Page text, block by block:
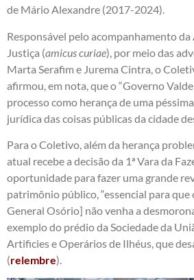
de Mário Alexandre (2017-2024).
Responsável pelo acompanhamento da
Justiça (amicus curiae), por meio das
Marta Serafim e Jurema Cintra, o
afirmou, em nota, que o “Governo
processo como herança de uma
jurídica das coisas públicas da cidade
Para o Coletivo, além da herança
atual recebe a decisão da 1ª Vara da
oportunidade para fazer uma grande
patrimônio público, “essencial para
General Osório] não venha a
exemplo do prédio da Sociedade da
Artificies e Operários de Ilhéus, que
(relembre).